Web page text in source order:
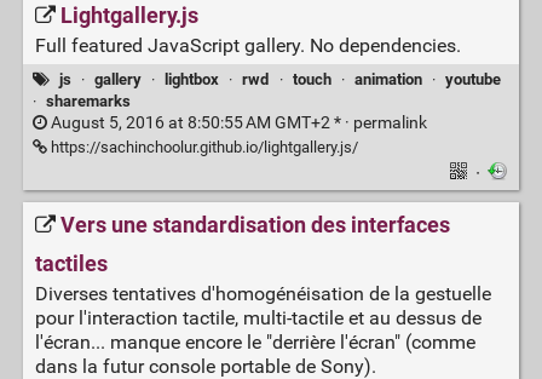
Lightgallery.js
Full featured JavaScript gallery. No dependencies.
js · gallery · lightbox · rwd · touch · animation · youtube
· sharemarks
August 5, 2016 at 8:50:55 AM GMT+2 * · permalink
https://sachinchoolur.github.io/lightgallery.js/
·
Vers une standardisation des interfaces
tactiles
Diverses tentatives d'homogénéisation de la gestuelle
pour l'interaction tactile, multi-tactile et au dessus de
l'écran... manque encore le "derrière l'écran" (comme
dans la futur console portable de Sony).